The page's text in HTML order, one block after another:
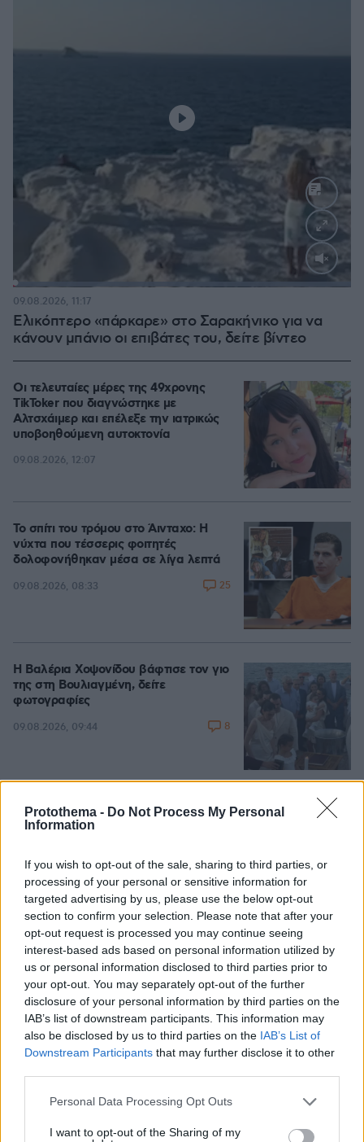
Protothema - Do Not Process My Personal
Information
If you wish to opt-out of the sale, sharing to third parties, or
processing of your personal or sensitive information for
targeted advertising by us, please use the below opt-out
section to confirm your selection. Please note that after your
opt-out request is processed you may continue seeing
interest-based ads based on personal information utilized by
us or personal information disclosed to third parties prior to
your opt-out. You may separately opt-out of the further
disclosure of your personal information by third parties on the
IAB’s list of downstream participants. This information may
also be disclosed by us to third parties on the IAB’s List of
Downstream Participants that may further disclose it to other
Please note that this website/app uses one or more Google
not limited to your visit or usage behaviour. You may click to
Personal Data Processing Opt Outs
I want to opt-out of the Sharing of my
Loaded
Ελικόπτερο «πάρκαρε» στο Σαρακήνικο για να
κάνουν μπάνιο οι επιβάτες του, δείτε βίντεο
09.08.2026, 11:17
Οι τελευταίες μέρες της 49χρονης
TikToker που διαγνώστηκε με
Αλτσχάιμερ και επέλεξε την ιατρικώς
υποβοηθούμενη αυτοκτονία
09.08.2026, 12:07
Το σπίτι του τρόμου στο Άινταχο: Η
νύχτα που τέσσερις φοιτητές
δολοφονήθηκαν μέσα σε λίγα λεπτά
09.08.2026, 08:33 25
Η Βαλέρια Χοψονίδου βάφτισε τον γιο
της στη Βουλιαγμένη, δείτε
φωτογραφίες
09.08.2026, 09:44 8
Νεαρός Παλαιστίνιος κλείδωσε
ανήλικη στο σπίτι του στα Χανιά, την
09.08.2026, 10:38 82
Η Σίσσυ Χρηστίδου φωτογραφήθηκε
με μονοκίνι σε παραλία στα Χανιά
πριν μία ώρα
μπουκάλια στη Λέσβο - A Promise to
θεωρείται επίθεση σε έναν τόπο»